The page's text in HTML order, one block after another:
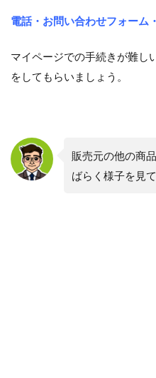
電話・お問い合わせフォーム
マイページでの手続きが難し
をしてもらいましょう。
販売元の他の商
ばらく様子を見